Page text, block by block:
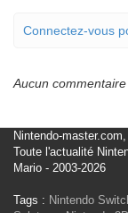
Connectez-vous
Aucun
Nintendo-
Toute l'actualité
Mario - 2003-2026
Tags : Nintendo